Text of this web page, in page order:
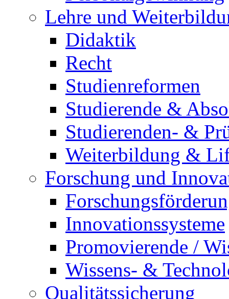
Lehre und
Didaktik
Recht
Studienreformen
Studierende &
Studierenden- &
Weiterbildung &
Forschung und
Innovationssysteme
Promovierende /
Wissens- &
Qualitätssicherung